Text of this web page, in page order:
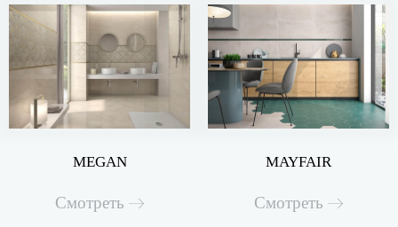
MEGAN
Смотреть
MAYFAIR
Смотреть